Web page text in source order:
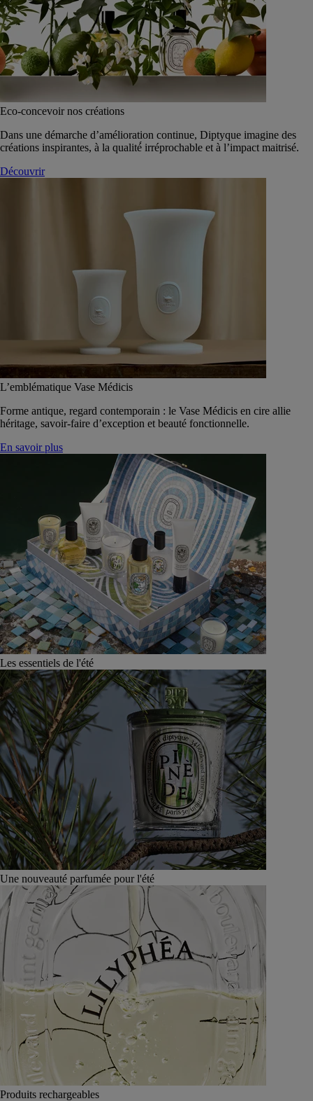
Eco-concevoir nos créations
Dans une démarche d’amélioration continue, Diptyque imagine des
créations inspirantes, à la qualité́ irréprochable et à l’impact maitrisé.
Découvrir
L’emblématique Vase Médicis
Forme antique, regard contemporain : le Vase Médicis en cire allie
héritage, savoir-faire d’exception et beauté fonctionnelle.
En savoir plus
Les essentiels de l'été
Une nouveauté parfumée pour l'été
Produits rechargeables